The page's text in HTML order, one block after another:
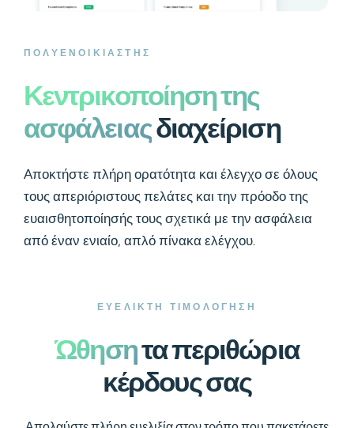
ΠΟΛΥΕΝΟΙΚΙΑΣΤΗΣ
Κεντρικοποίηση της
ασφάλειαςδιαχείριση
Αποκτήστε πλήρη ορατότητα και έλεγχο σε όλους
τους απεριόριστους πελάτες και την πρόοδο της
ευαισθητοποίησής τους σχετικά με την ασφάλεια
από έναν ενιαίο, απλό πίνακα ελέγχου.
ΕΥΕΛΙΚΤΗ ΤΙΜΟΛΟΓΗΣΗ
Ώθησητα περιθώρια
κέρδους σας